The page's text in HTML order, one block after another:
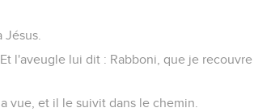
l'aveugle lui dit : Rabboni, que je
vue, et il le suivit dans le chemin.